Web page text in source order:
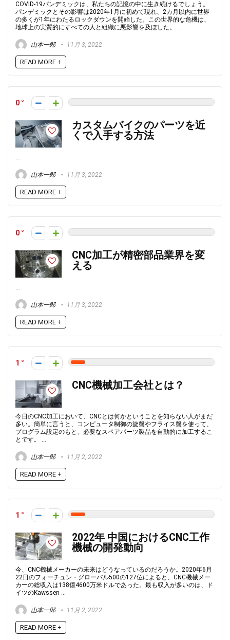
COVID-19パンデミックは、私たちの記憶の中に生き続けるでしょう。
パンデミックとその影響は2020年1月に初めて現れ、2カ月以内に世界
の多くが1年にわたるロックダウンを開始した。この世界的な危機は、
地球上の実質的にすべての人と組織に悪影響を及ぼした。 ...
山本一郎 11月 3, 2022
READ MORE +
0
カスタムバイクのパーツを近
くで入手する方法
...
山本一郎 11月 3, 2022
READ MORE +
0
CNC加工が精密部品業界を変
える
...
山本一郎 11月 3, 2022
READ MORE +
1
CNC機械加工会社とは？
今日のCNC加工において、CNCとは何かということを知らない人がまだ
多い。簡単に言うと、コンピュータ制御の旋盤やフライス盤を使って、
プログラム設定のもと、必要なスペアパーツ製品を自動的に加工するこ
とです。 ...
山本一郎 11月 2, 2022
READ MORE +
1
2022年 中国におけるCNC工作
機械の開発動向
今、CNC機械メーカーの未来はどうなっているのだろうか。2020年6月
22日のフォーチュン・グローバル500の127位によると、CNC機械メー
カーの総収入は138億4600万米ドルであった。最も収入が多いのは、ド
イツのKawssen ...
山本一郎 11月 2, 2022
READ MORE +